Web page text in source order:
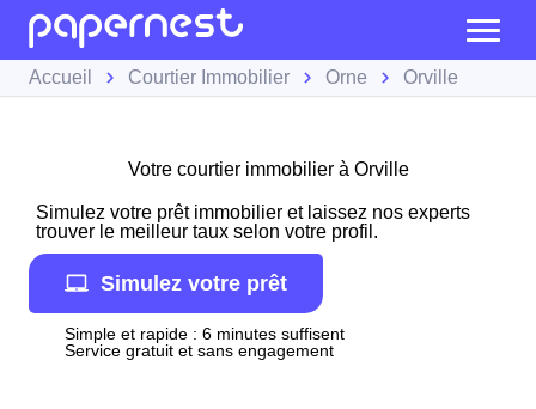
Accueil Courtier Immobilier Orne Orville
Votre courtier immobilier à Orville
Simulez votre prêt immobilier et laissez nos experts
trouver le meilleur taux selon votre profil.
Simulez votre prêt
Simple et rapide : 6 minutes suffisent
Service gratuit et sans engagement